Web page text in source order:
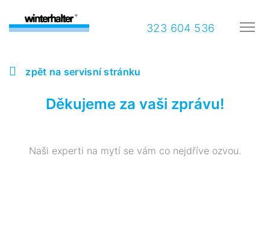
323 604 536
zpět na servisní stránku
Děkujeme za vaši zprávu!
Naši experti na mytí se vám co nejdříve ozvou.